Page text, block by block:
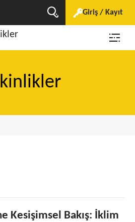
Giriş / Kayıt
Kesişimsel Bakış: İklim